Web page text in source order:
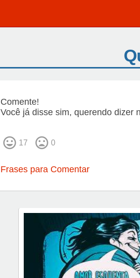
Comente!
Você já disse sim, querendo dizer
17 0
Frases para Comentar